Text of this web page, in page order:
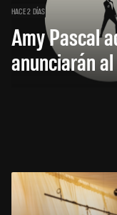
HACE 2 DÍAS
Amy Pascal
anunciarán